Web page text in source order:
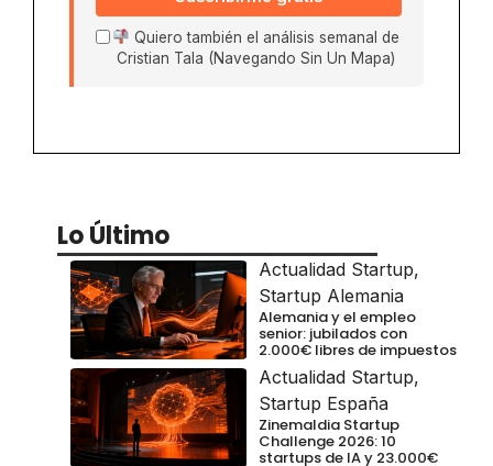
Quiero también el análisis semanal de
Cristian Tala (Navegando Sin Un Mapa)
Lo Último
Actualidad Startup,
Startup Alemania
Alemania y el empleo
senior: jubilados con
2.000€ libres de impuestos
Actualidad Startup,
Startup España
Zinemaldia Startup
Challenge 2026: 10
startups de IA y 23.000€